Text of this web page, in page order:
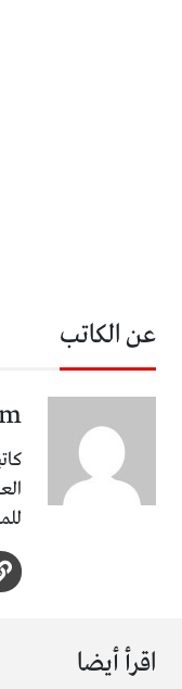
عن الكاتب
اقرأ أيضا